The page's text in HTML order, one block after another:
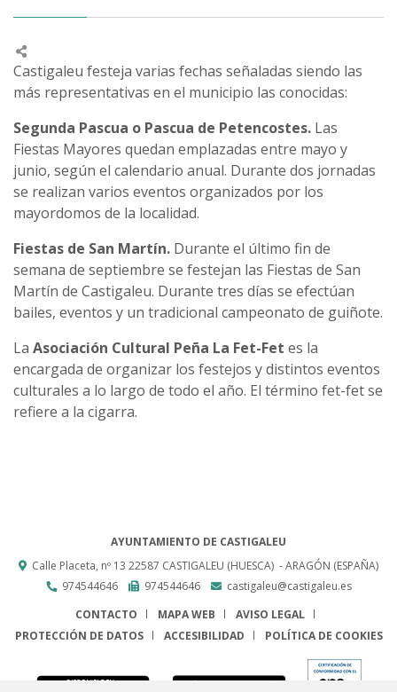
Castigaleu festeja varias fechas señaladas siendo las
más representativas en el municipio las conocidas:
Segunda Pascua o Pascua de Petencostes. Las
Fiestas Mayores quedan emplazadas entre mayo y
junio, según el calendario anual. Durante dos jornadas
se realizan varios eventos organizados por los
mayordomos de la localidad.
Fiestas de San Martín. Durante el último fin de
semana de septiembre se festejan las Fiestas de San
Martín de Castigaleu. Durante tres días se efectúan
bailes, eventos y un tradicional campeonato de guiñote.
La Asociación Cultural Peña La Fet-Fet es la
encargada de organizar los festejos y distintos eventos
culturales a lo largo de todo el año. El término fet-fet se
refiere a la cigarra.
AYUNTAMIENTO DE CASTIGALEU
Calle Placeta, nº 13 22587 CASTIGALEU (HUESCA) - ARAGÓN (ESPAÑA)
974544646
974544646
castigaleu@castigaleu.es
CONTACTO
MAPA WEB
AVISO LEGAL
PROTECCIÓN DE DATOS
ACCESIBILIDAD POLÍTICA DE COOKIES